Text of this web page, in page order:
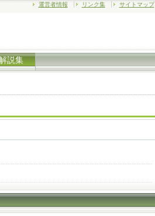
運営者情報 リンク集 サイトマップ
説集